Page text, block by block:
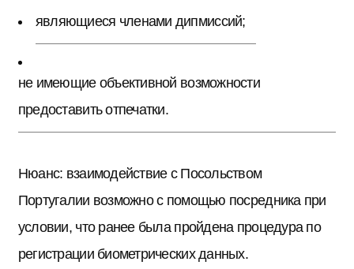
являющиеся членами дипмиссий;
не имеющие объективной возможности
предоставить отпечатки.
Нюанс: взаимодействие с Посольством
Португалии возможно с помощью посредника при
условии, что ранее была пройдена процедура по
регистрации биометрических данных.